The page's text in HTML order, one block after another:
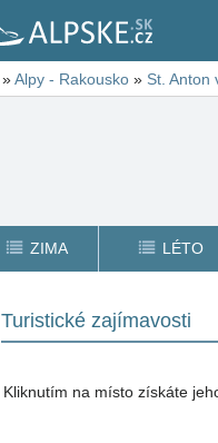
»Alpy - Rakousko » St. Anton
ZIMA LÉTO
Turistické zajímavosti
Kliknutím na místo získáte